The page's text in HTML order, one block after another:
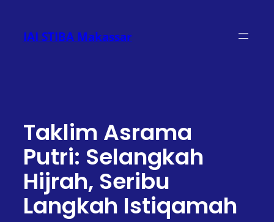
konten
IAI STIBA Makassar
Taklim Asrama
Putri: Selangkah
Hijrah, Seribu
Langkah Istiqamah